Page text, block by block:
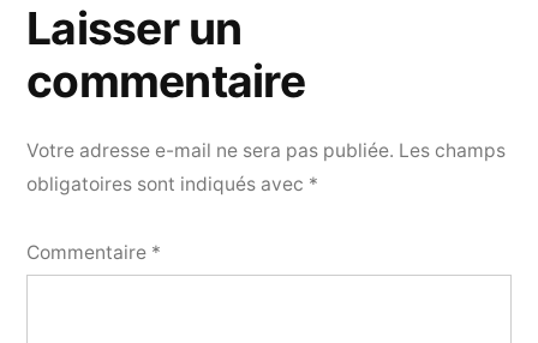
Laisser un
commentaire
Votre adresse e-mail ne sera pas publiée. Les champs
obligatoires sont indiqués avec *
Commentaire *